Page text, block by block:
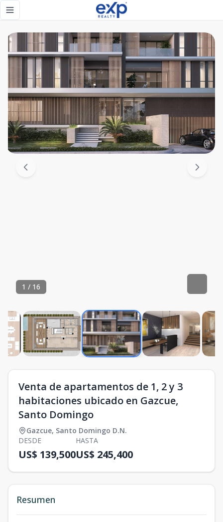
Toggle navigation menu
1 / 16
Venta de apartamentos de 1, 2 y 3
habitaciones ubicado en Gazcue,
Santo Domingo
Gazcue, Santo Domingo D.N.
DESDE
US$ 139,500
HASTA
US$ 245,400
Resumen
Venta de apartamentos de 1, 2 y 3 habitaciones ubicado